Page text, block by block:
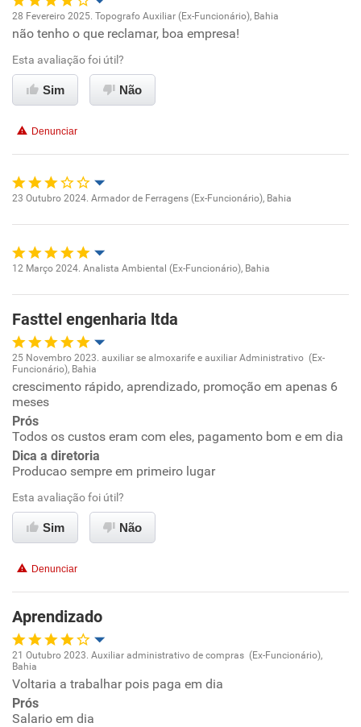
Oportunidade de promoção
Ambiente de trabalho
Benefícios
Recomenda esta empresa
28 Fevereiro 2025. Topografo Auxiliar (Ex-Funcionário), Bahia
não tenho o que reclamar, boa empresa!
Esta avaliação foi útil?
Sim Não
Denunciar
Ambiente de trabalho
Conciliação com a vida familiar
Benefícios
Recomenda esta empresa
Não recomenda a diretoria
23 Outubro 2024. Armador de Ferragens (Ex-Funcionário), Bahia
Ambiente de trabalho
Conciliação com a vida familiar
Benefícios
Recomenda esta empresa
Recomenda a diretoria
12 Março 2024. Analista Ambiental (Ex-Funcionário), Bahia
Fasttel engenharia ltda
Oportunidade de promoção
Ambiente de trabalho
Conciliação com a vida familiar
Benefícios
Recomenda esta empresa
Recomenda a diretoria
25 Novembro 2023. auxiliar se almoxarife e auxiliar Administrativo (Ex-
Funcionário), Bahia
crescimento rápido, aprendizado, promoção em apenas 6
meses
Prós
Todos os custos eram com eles, pagamento bom e em dia
Dica a diretoria
Producao sempre em primeiro lugar
Esta avaliação foi útil?
Sim Não
Denunciar
Aprendizado
Oportunidade de promoção
Ambiente de trabalho
21 Outubro 2023. Auxiliar administrativo de compras (Ex-Funcionário),
Bahia
Voltaria a trabalhar pois paga em dia
Prós
Salario em dia